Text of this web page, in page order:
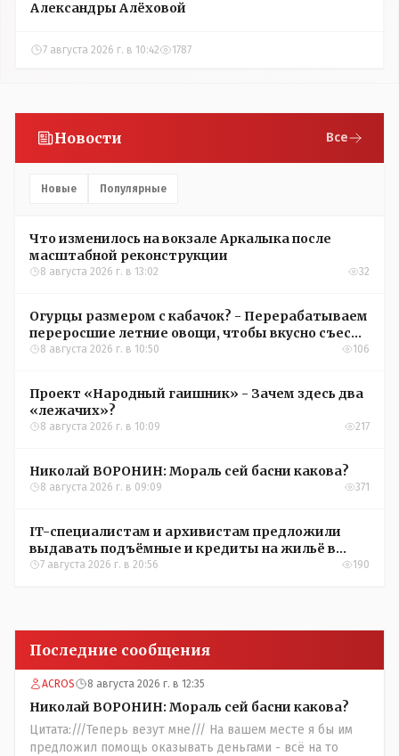
Александры Алёховой
7 августа 2026 г. в 10:42 1787
Новости Все
Новые Популярные
Что изменилось на вокзале Аркалыка после
масштабной реконструкции
8 августа 2026 г. в 13:02 32
Огурцы размером с кабачок? - Перерабатываем
переросшие летние овощи, чтобы вкусно съесть
зимой
8 августа 2026 г. в 10:50 106
Проект «Народный гаишник» - Зачем здесь два
«лежачих»?
8 августа 2026 г. в 10:09 217
Николай ВОРОНИН: Мораль сей басни какова?
8 августа 2026 г. в 09:09 371
IT-специалистам и архивистам предложили
выдавать подъёмные и кредиты на жильё в
сёлах Казахстана
7 августа 2026 г. в 20:56 190
Последние сообщения
ACROS 8 августа 2026 г. в 12:35
Николай ВОРОНИН: Мораль сей басни какова?
Цитата:///Теперь везут мне/// На вашем месте я бы им
предложил помощь оказывать деньгами - всё на то